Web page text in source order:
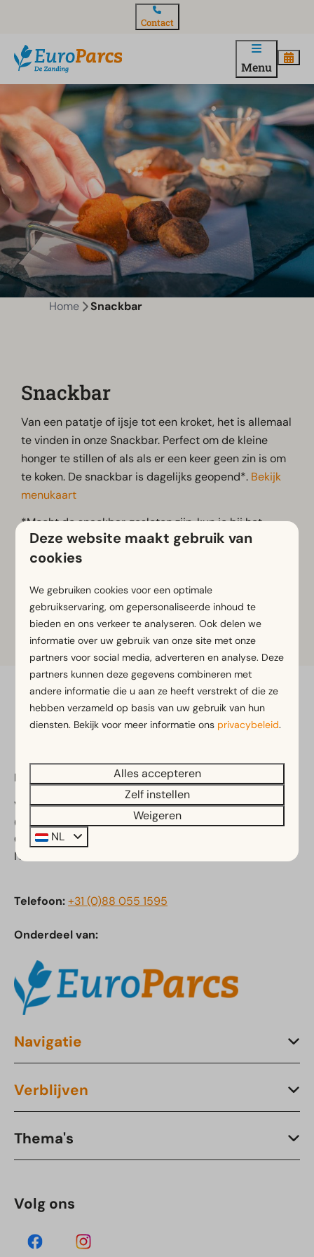
Contact
Menu
Home Snackbar
Snackbar
Van een patatje of ijsje tot een kroket, het is allemaal
te vinden in onze Snackbar. Perfect om de kleine
honger te stillen of als als er een keer geen zin is om
te koken. De snackbar is dagelijks geopend*. Bekijk
menukaart
*Mocht de snackbar gesloten zijn, kun je bij het
restaurant de snacks afhalen.
Bekijk hier deopeningstijden.
Bestellen
Veilig betalen
EuroParcs De Zanding
Vijverlaan 1
6731 CK Otterlo
Gelderland
Nederland
Telefoon:+31 (0)88 055 1595
Onderdeel van:
Navigatie
Verblijven
Thema's
Volg ons
Deze website maakt gebruik van
cookies
We gebruiken cookies voor een optimale
gebruikservaring, om gepersonaliseerde inhoud te
bieden en ons verkeer te analyseren. Ook delen we
informatie over uw gebruik van onze site met onze
partners voor social media, adverteren en analyse. Deze
partners kunnen deze gegevens combineren met
andere informatie die u aan ze heeft verstrekt of die ze
hebben verzameld op basis van uw gebruik van hun
diensten. Bekijk voor meer informatie ons privacybeleid.
Alles accepteren
Zelf instellen
Weigeren
NL